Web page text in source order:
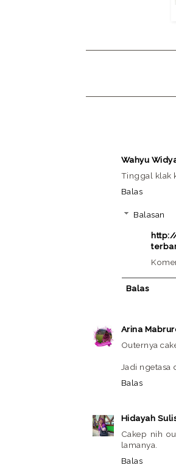
Wahyu
Tinggal klak
Balas
Balasan
Balas
Arina
Outernya
Jadi ngetasa
Balas
Hidayah
Cakep nih
lamanya.
Balas